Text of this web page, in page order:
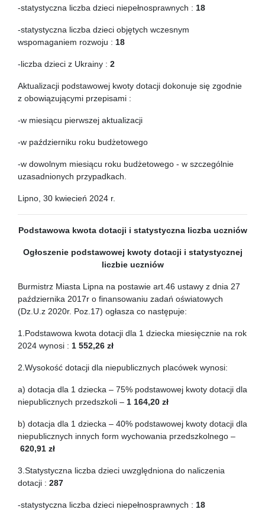
-statystyczna liczba dzieci niepełnosprawnych : 18
-statystyczna liczba dzieci objętych wczesnym
wspomaganiem rozwoju : 18
-liczba dzieci z Ukrainy : 2
Aktualizacji podstawowej kwoty dotacji dokonuje się zgodnie
z obowiązującymi przepisami :
-w miesiącu pierwszej aktualizacji
-w październiku roku budżetowego
-w dowolnym miesiącu roku budżetowego - w szczególnie
uzasadnionych przypadkach.
Lipno, 30 kwiecień 2024 r.
Podstawowa kwota dotacji i statystyczna liczba uczniów
Ogłoszenie podstawowej kwoty dotacji i statystycznej
liczbie uczniów
Burmistrz Miasta Lipna na postawie art.46 ustawy z dnia 27
października 2017r o finansowaniu zadań oświatowych
(Dz.U.z 2020r. Poz.17) ogłasza co następuje:
1.Podstawowa kwota dotacji dla 1 dziecka miesięcznie na rok
2024 wynosi : 1 552,26 zł
2.Wysokość dotacji dla niepublicznych placówek wynosi:
a) dotacja dla 1 dziecka – 75% podstawowej kwoty dotacji dla
niepublicznych przedszkoli – 1 164,20 zł
b) dotacja dla 1 dziecka – 40% podstawowej kwoty dotacji dla
niepublicznych innych form wychowania przedszkolnego –
620,91 zł
3.Statystyczna liczba dzieci uwzględniona do naliczenia
dotacji : 287
-statystyczna liczba dzieci niepełnosprawnych : 18